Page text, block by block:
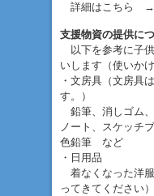
詳細はこちら
支援物資の提供に
以下を参考に子
いします（使いか
・文房具（文房具
す。）
鉛筆、消しゴム、
ノート、スケッチ
色鉛筆 など
・日用品
着なくなった洋
ってきてください